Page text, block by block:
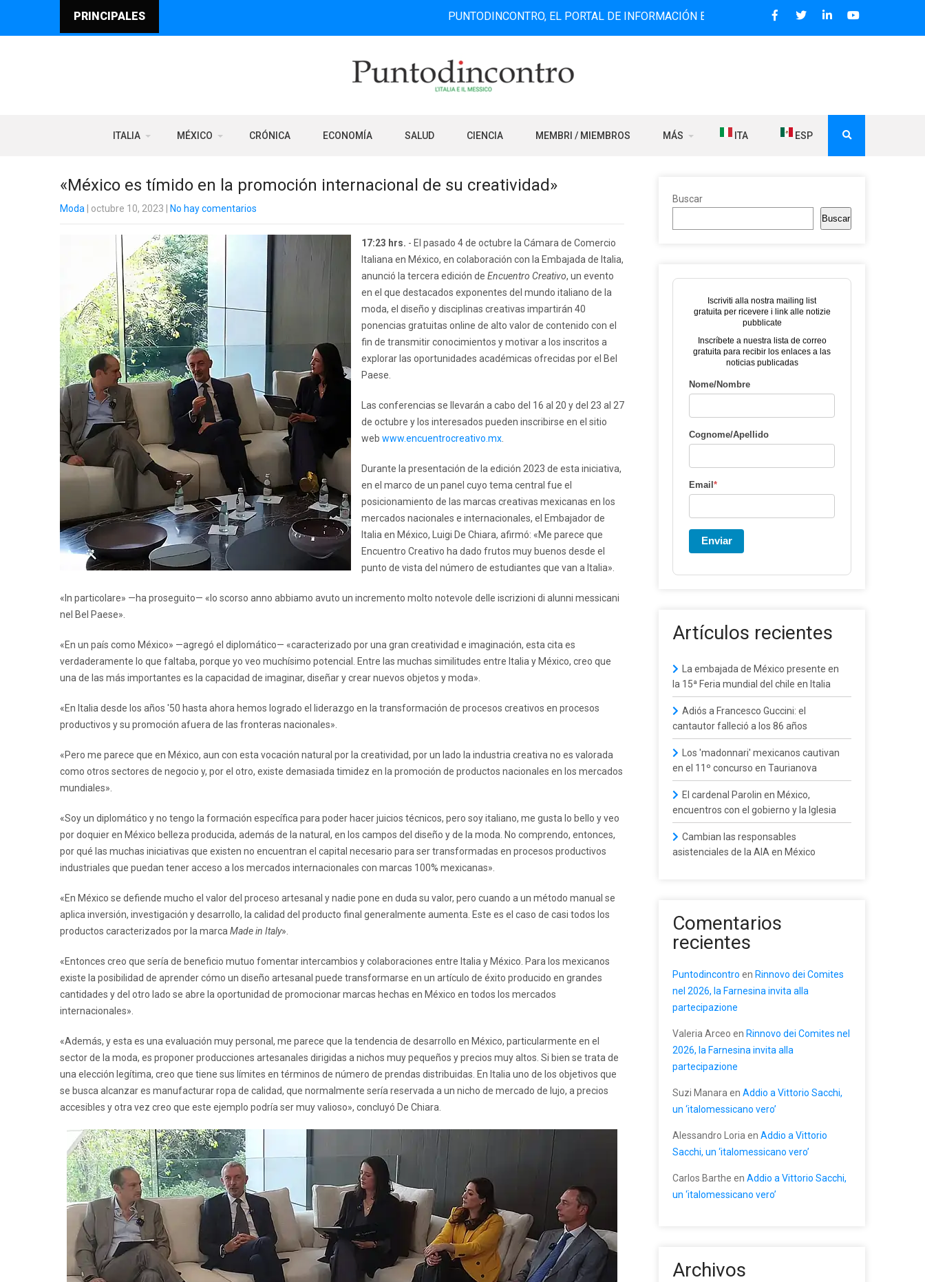
PRINCIPALES PUNTODINCONTRO, EL PORTAL DE INFORMACIÓN BILINGÜE QUE DESDE 2006 DIFUNDE NOTICIAS
ITALIA MÉXICO CRÓNICA ECONOMÍA SALUD CIENCIA MEMBRI / MIEMBROS MÁS ITA ESP
«México es tímido en la promoción internacional de su creatividad»
Moda | octubre 10, 2023 No hay comentarios
17:23 hrs. - El pasado 4 de octubre la Cámara de Comercio
Italiana en México, en colaboración con la Embajada de Italia,
anunció la tercera edición de Encuentro Creativo, un evento
en el que destacados exponentes del mundo italiano de la
moda, el diseño y disciplinas creativas impartirán 40
ponencias gratuitas online de alto valor de contenido con el
fin de transmitir conocimientos y motivar a los inscritos a
explorar las oportunidades académicas ofrecidas por el Bel
Paese.
Las conferencias se llevarán a cabo del 16 al 20 y del 23 al 27
de octubre y los interesados pueden inscribirse en el sitio
web www.encuentrocreativo.mx
Durante la presentación de la edición 2023 de esta iniciativa,
en el marco de un panel cuyo tema central fue el
posicionamiento de las marcas creativas mexicanas en los
mercados nacionales e internacionales, el Embajador de
Italia en México, Luigi De Chiara, afirmó: «Me parece que
Encuentro Creativo ha dado frutos muy buenos desde el
punto de vista del número de estudiantes que van a Italia».
«In particolare» —ha proseguito— «lo scorso anno abbiamo avuto un incremento molto notevole delle iscrizioni di alunni messicani
nel Bel Paese».
«En un país como México» —agregó el diplomático— «caracterizado por una gran creatividad e imaginación, esta cita es
verdaderamente lo que faltaba, porque yo veo muchísimo potencial. Entre las muchas similitudes entre Italia y México, creo que
una de las más importantes es la capacidad de imaginar, diseñar y crear nuevos objetos y moda».
«En Italia desde los años '50 hasta ahora hemos logrado el liderazgo en la transformación de procesos creativos en procesos
productivos y su promoción afuera de las fronteras nacionales».
«Pero me parece que en México, aun con esta vocación natural por la creatividad, por un lado la industria creativa no es valorada
como otros sectores de negocio y, por el otro, existe demasiada timidez en la promoción de productos nacionales en los mercados
mundiales».
«Soy un diplomático y no tengo la formación específica para poder hacer juicios técnicos, pero soy italiano, me gusta lo bello y veo
por doquier en México belleza producida, además de la natural, en los campos del diseño y de la moda. No comprendo, entonces,
por qué las muchas iniciativas que existen no encuentran el capital necesario para ser transformadas en procesos productivos
industriales que puedan tener acceso a los mercados internacionales con marcas 100% mexicanas».
«En México se defiende mucho el valor del proceso artesanal y nadie pone en duda su valor, pero cuando a un método manual se
aplica inversión, investigación y desarrollo, la calidad del producto final generalmente aumenta. Este es el caso de casi todos los
productos caracterizados por la marca Made in Italy».
«Entonces creo que sería de beneficio mutuo fomentar intercambios y colaboraciones entre Italia y México. Para los mexicanos
existe la posibilidad de aprender cómo un diseño artesanal puede transformarse en un artículo de éxito producido en grandes
cantidades y del otro lado se abre la oportunidad de promocionar marcas hechas en México en todos los mercados
internacionales».
«Además, y esta es una evaluación muy personal, me parece que la tendencia de desarrollo en México, particularmente en el
sector de la moda, es proponer producciones artesanales dirigidas a nichos muy pequeños y precios muy altos. Si bien se trata de
una elección legítima, creo que tiene sus límites en términos de número de prendas distribuidas. En Italia uno de los objetivos que
se busca alcanzar es manufacturar ropa de calidad, que normalmente sería reservada a un nicho de mercado de lujo, a precios
accesibles y otra vez creo que este ejemplo podría ser muy valioso», concluyó De Chiara.
Buscar
Buscar
Iscriviti alla nostra mailing list
gratuita per ricevere i link alle notizie
pubblicate
Inscríbete a nuestra lista de correo
gratuita para recibir los enlaces a las
noticias publicadas
Nome/Nombre
Cognome/Apellido
Email *
Enviar
Artículos recientes
La embajada de México presente en
la 15ª Feria mundial del chile en Italia
Adiós a Francesco Guccini: el
cantautor falleció a los 86 años
Los 'madonnari' mexicanos cautivan
en el 11º concurso en Taurianova
El cardenal Parolin en México,
encuentros con el gobierno y la Iglesia
Cambian las responsables
asistenciales de la AIA en México
Comentarios
recientes
Puntodincontro en Rinnovo dei Comites
nel 2026, la Farnesina invita alla
partecipazione
Valeria Arceo en Rinnovo dei Comites nel
2026, la Farnesina invita alla
partecipazione
Suzi Manara en Addio a Vittorio Sacchi,
un ‘italomessicano vero’
Alessandro Loria en Addio a Vittorio
Sacchi, un ‘italomessicano vero’
Carlos Barthe en Addio a Vittorio Sacchi,
un ‘italomessicano vero’
Archivos